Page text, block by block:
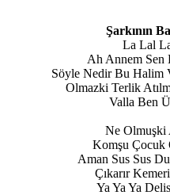
Şarkının
La Lal
Ah Annem Sen
Söyle Nedir Bu Halim
Olmazki Terlik
Valla Ben
Ne Olmuşki
Komşu Çocuk
Aman Sus Sus
Çıkarır
Ya Ya Ya